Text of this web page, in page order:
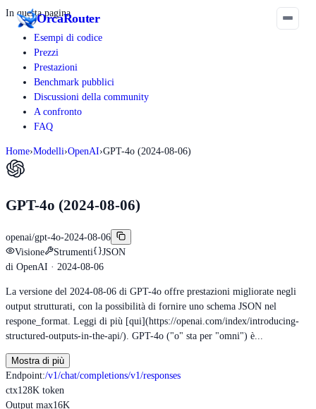
OrcaRouter
In questa pagina
Esempi di codice
Prezzi
Prestazioni
Benchmark pubblici
Discussioni della community
A confronto
FAQ
Home›Modelli›OpenAI›GPT-4o (2024-08-06)
GPT-4o (2024-08-06)
openai/gpt-4o-2024-08-06
Visione
Strumenti
JSON
di OpenAI · 2024-08-06
La versione del 2024-08-06 di GPT-4o offre prestazioni migliorate negli
output strutturati, con la possibilità di fornire uno schema JSON nel
respone_format. Leggi di più [qui](https://openai.com/index/introducing-
structured-outputs-in-the-api/). GPT-4o ("o" sta per "omni") è...
Mostra di più
Endpoint:/v1/chat/completions/v1/responses
ctx128K token
Output max16K